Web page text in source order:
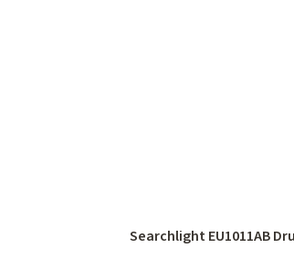
Searchlight EU1011AB